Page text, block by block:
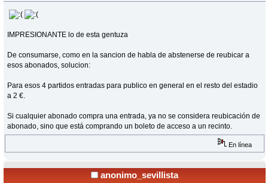
IMPRESIONANTE lo de esta gentuza
De consumarse, como en la sancion de habla de abstenerse de reubicar a
esos abonados, solucion:
Para esos 4 partidos entradas para publico en general en el resto del estadio
a 2 €.
Si cualquier abonado compra una entrada, ya no se considera reubicación de
abonado, sino que está comprando un boleto de acceso a un recinto.
En línea
anonimo_sevillista